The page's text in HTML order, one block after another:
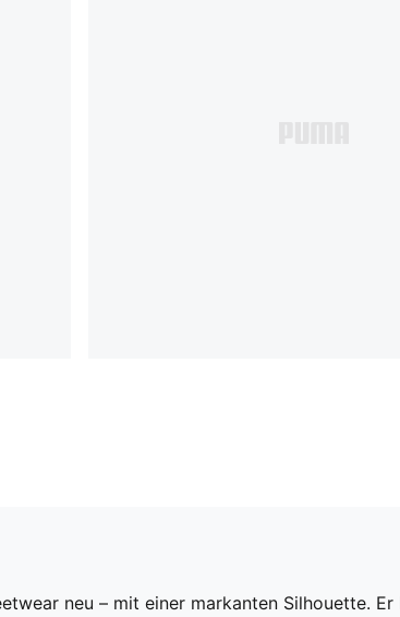
neu – mit einer markanten Silhouette.